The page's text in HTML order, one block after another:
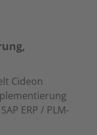
Cideon
ERP / PLM-